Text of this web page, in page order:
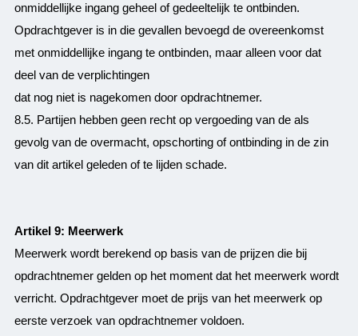
onmiddellijke ingang geheel of gedeeltelijk te ontbinden.
Opdrachtgever is in die gevallen bevoegd de overeenkomst
met onmiddellijke ingang te ontbinden, maar alleen voor dat
deel van de verplichtingen
dat nog niet is nagekomen door opdrachtnemer.
8.5. Partijen hebben geen recht op vergoeding van de als
gevolg van de overmacht, opschorting of ontbinding in de zin
van dit artikel geleden of te lijden schade.
Artikel 9: Meerwerk
Meerwerk wordt berekend op basis van de prijzen die bij
opdrachtnemer gelden op het moment dat het meerwerk wordt
verricht. Opdrachtgever moet de prijs van het meerwerk op
eerste verzoek van opdrachtnemer voldoen.